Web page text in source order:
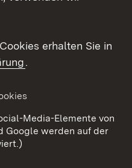
erhalten Sie in
.
Media-Elemente von
Google werden auf der